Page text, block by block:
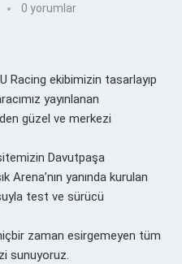
0 yorumlar
Racing ekibimizin tasarlayıp
yayınlanan
güzel ve merkezi
Davutpaşa
Arena’nın yanında kurulan
test ve sürücü
zaman esirgemeyen tüm
sunuyoruz.